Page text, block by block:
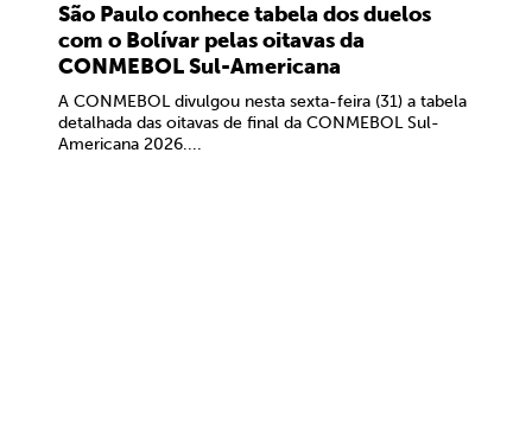
São Paulo conhece tabela dos duelos
com o Bolívar pelas oitavas da
CONMEBOL Sul-Americana
A CONMEBOL divulgou nesta sexta-feira (31) a tabela
detalhada das oitavas de final da CONMEBOL Sul-
Americana 2026....